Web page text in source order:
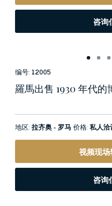
咨询
编号: 12005
羅馬出售 1930 年代的
地区:拉齐奥 - 罗马 价格:私人洽
视频现
咨询